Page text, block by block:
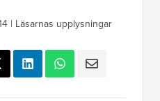
| Läsarnas upplysningar